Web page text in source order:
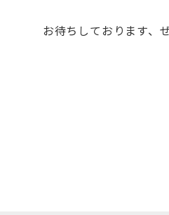
お待ちしております、